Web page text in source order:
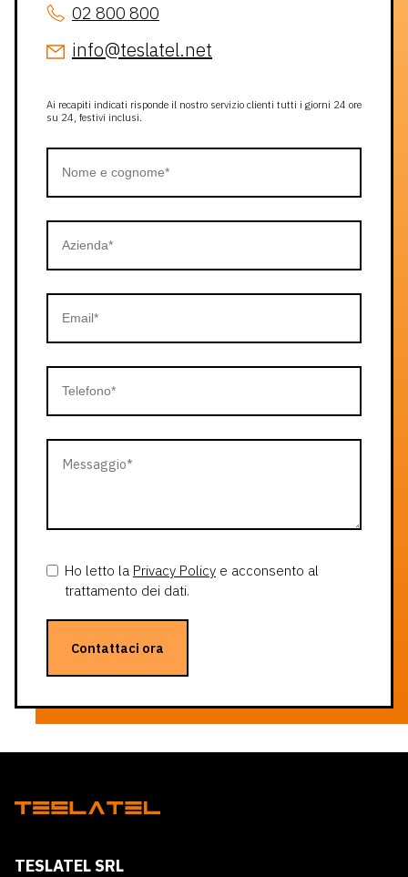
02 800 800
info@teslatel.net
Ai recapiti indicati risponde il nostro servizio clienti tutti i giorni 24 ore
su 24, festivi inclusi.
Ho letto la Privacy Policy e acconsento al
trattamento dei dati.
Contattaci ora
TESLATEL SRL